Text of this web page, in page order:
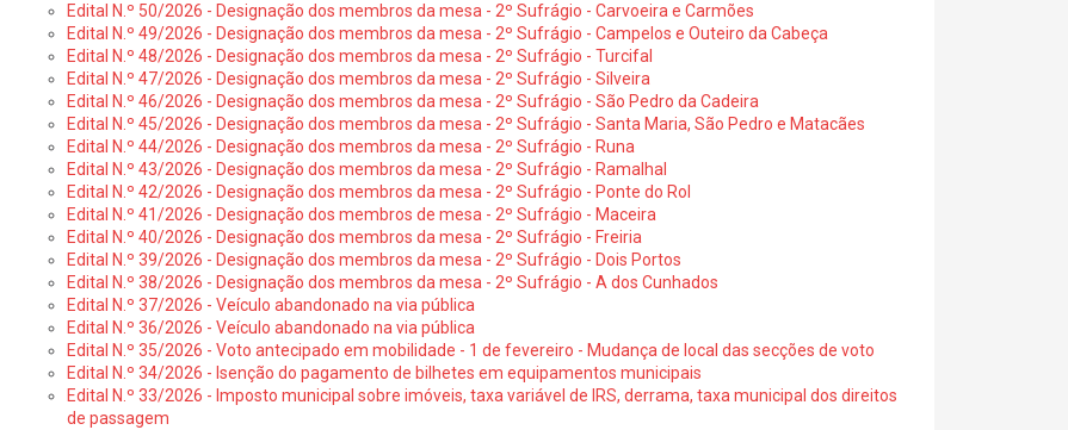
Edital N.º 50/2026 - Designação dos membros da mesa - 2º Sufrágio - Carvoeira e Carmões
Edital N.º 49/2026 - Designação dos membros da mesa - 2º Sufrágio - Campelos e Outeiro da Cabeça
Edital N.º 48/2026 - Designação dos membros da mesa - 2º Sufrágio - Turcifal
Edital N.º 47/2026 - Designação dos membros da mesa - 2º Sufrágio - Silveira
Edital N.º 46/2026 - Designação dos membros da mesa - 2º Sufrágio - São Pedro da Cadeira
Edital N.º 45/2026 - Designação dos membros da mesa - 2º Sufrágio - Santa Maria, São Pedro e Matacães
Edital N.º 44/2026 - Designação dos membros da mesa - 2º Sufrágio - Runa
Edital N.º 43/2026 - Designação dos membros da mesa - 2º Sufrágio - Ramalhal
Edital N.º 42/2026 - Designação dos membros da mesa - 2º Sufrágio - Ponte do Rol
Edital N.º 41/2026 - Designação dos membros de mesa - 2º Sufrágio - Maceira
Edital N.º 40/2026 - Designação dos membros da mesa - 2º Sufrágio - Freiria
Edital N.º 39/2026 - Designação dos membros da mesa - 2º Sufrágio - Dois Portos
Edital N.º 38/2026 - Designação dos membros da mesa - 2º Sufrágio - A dos Cunhados
Edital N.º 37/2026 - Veículo abandonado na via pública
Edital N.º 36/2026 - Veículo abandonado na via pública
Edital N.º 35/2026 - Voto antecipado em mobilidade - 1 de fevereiro - Mudança de local das secções de voto
Edital N.º 34/2026 - Isenção do pagamento de bilhetes em equipamentos municipais
Edital N.º 33/2026 - Imposto municipal sobre imóveis, taxa variável de IRS, derrama, taxa municipal dos direitos
de passagem